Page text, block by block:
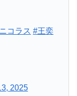
コラス #王奕
2025